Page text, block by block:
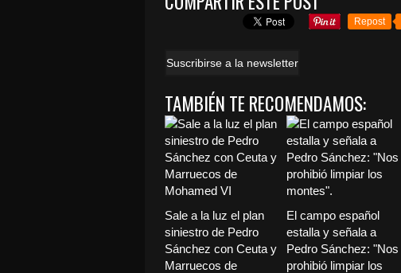
Repost
Suscribirse a la newsletter
TAMBIÉN TE RECOMENDAMOS:
Sale a la luz el plan
siniestro de Pedro
Sánchez con Ceuta y
Marruecos de
El campo español
estalla y señala a
Pedro Sánchez: "Nos
prohibió limpiar los